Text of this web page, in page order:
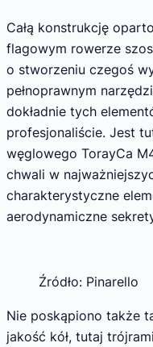
Całą konstrukcję
flagowym rowerze
o stworzeniu czegoś
pełnoprawnym
dokładnie tych
profesjonaliście. Jest
węglowego TorayCa
chwali w
charakterystyczne
aerodynamiczne
Źródło: Pinarello
Nie poskąpiono także
jakość kół, tutaj